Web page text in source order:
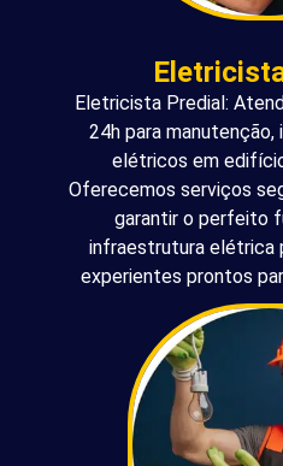
Eletricista Predial:
24h para
elétricos em
Oferecemos serviços
garantir o perfeito
infraestrutura elétrica
experientes prontos